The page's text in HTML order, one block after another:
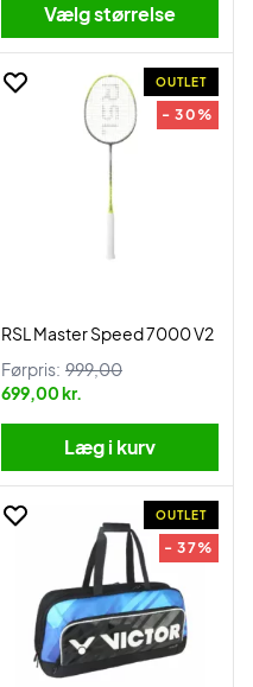
Vælg størrelse
OUTLET
- 30%
RSL Master Speed 7000 V2
Førpris: 999,00
699,00 kr.
Læg i kurv
OUTLET
- 37%